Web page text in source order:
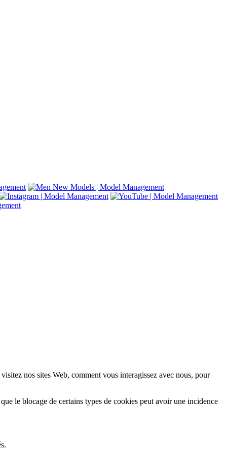
nos sites Web, comment vous interagissez avec nous, pour
le blocage de certains types de cookies peut avoir une incidence